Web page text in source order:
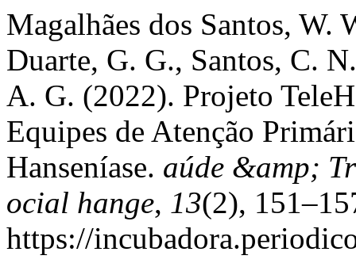
Magalhães dos Santos, W.
Duarte, G. G., Santos, C.
A. G. (2022). Projeto
Equipes de Atenção
Hanseníase. aúde &amp;
ocial hange, 13(2),
https://